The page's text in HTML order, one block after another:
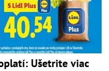
Ušetrite viac